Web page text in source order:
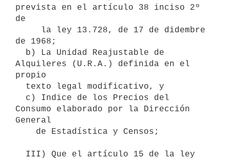
prevista en el artículo 38 inciso 2º
de
de 1968;
Alquileres (U.R.A.) definida en el
propio
Consumo elaborado por la Dirección
General